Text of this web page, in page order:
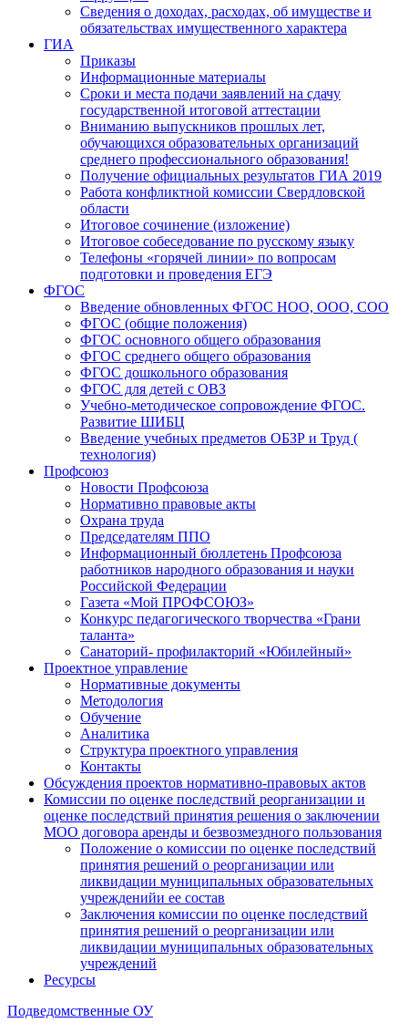
Сведения о доходах, расходах, об имуществе и
обязательствах имущественного характера
ГИА
Приказы
Информационные материалы
Сроки и места подачи заявлений на сдачу
государственной итоговой аттестации
Вниманию выпускников прошлых лет,
обучающихся образовательных организаций
среднего профессионального образования!
Получение официальных результатов ГИА 2019
Работа конфликтной комиссии Свердловской
области
Итоговое сочинение (изложение)
Итоговое собеседование по русскому языку
Телефоны «горячей линии» по вопросам
подготовки и проведения ЕГЭ
ФГОС
Введение обновленных ФГОС НОО, ООО, СОО
ФГОС (общие положения)
ФГОС основного общего образования
ФГОС среднего общего образования
ФГОС дошкольного образования
ФГОС для детей с ОВЗ
Учебно-методическое сопровождение ФГОС.
Развитие ШИБЦ
Введение учебных предметов ОБЗР и Труд (
технология)
Профсоюз
Новости Профсоюза
Нормативно правовые акты
Охрана труда
Председателям ППО
Информационный бюллетень Профсоюза
работников народного образования и науки
Российской Федерации
Газета «Мой ПРОФСОЮЗ»
Конкурс педагогического творчества «Грани
таланта»
Санаторий- профилакторий «Юбилейный»
Проектное управление
Нормативные документы
Методология
Обучение
Аналитика
Структура проектного управления
Контакты
Обсуждения проектов нормативно-правовых актов
Комиссии по оценке последствий реорганизации и
оценке последствий принятия решения о заключении
МОО договора аренды и безвозмездного пользования
Положение о комиссии по оценке последствий
принятия решений о реорганизации или
ликвидации муниципальных образовательных
учрежденийи ее состав
Заключения комиссии по оценке последствий
принятия решений о реорганизации или
ликвидации муниципальных образовательных
учреждений
Ресурсы
Подведомственные ОУ